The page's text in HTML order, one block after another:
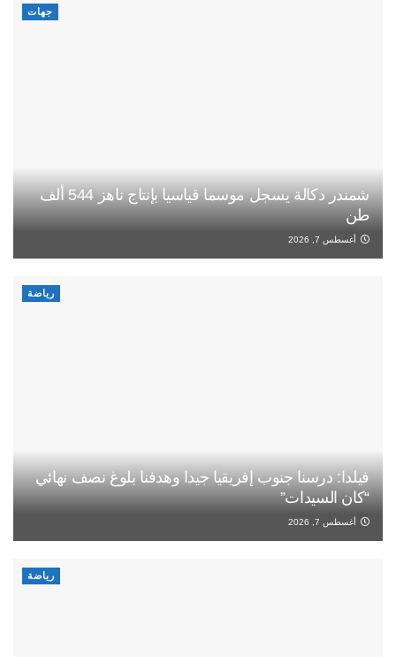
جهات
شمندر دكالة يسجل موسما قياسيا بإنتاج ناهز 544 ألف
طن
أغسطس 7, 2026
رياضة
فيلدا: درسنا جنوب إفريقيا جيدا وهدفنا بلوغ نصف نهائي
“كان السيدات”
أغسطس 7, 2026
رياضة